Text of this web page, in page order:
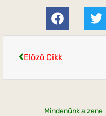
Előző Cikk
Mindenünk a zene